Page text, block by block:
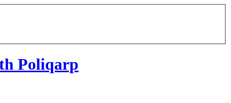
Poliqarp